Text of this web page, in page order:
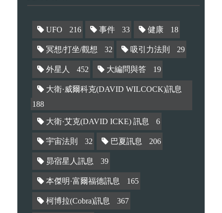
UFO 216 事件 33 健康 18
冥想/打坐/觀想 32 吸引力法則 29
外星人 452 大編問與答 19
大衛·威爾科克(DAVID WILCOCK)訊息
188
大衛·艾克(DAVID ICKE) 訊息 6
宇宙法則 32 巴夏訊息 206
昴宿星人訊息 39
本傑明·富爾福德訊息 165
柯博拉(Cobra)訊息 367